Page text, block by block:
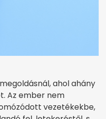
ahol ahány
Az ember nem
vezetékekbe,